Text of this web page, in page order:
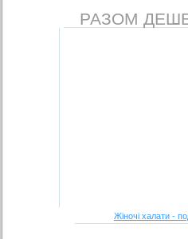
РАЗОМ
Жіночі халати -